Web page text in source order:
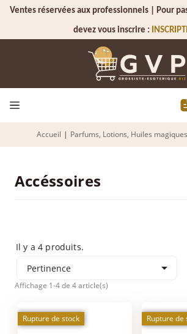
Ventes réservées aux professionnels | Pour
devez vous inscrire :
Accueil | Parfums, Lotions, Huiles magiques
Accéssoires
Il y a 4 produits.
Pertinence

Affichage 1-4 de 4 article(s)
Rupture de stock Rupture de